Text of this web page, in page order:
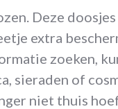
Deze
extra
zoeken,
sieraden of
niet thuis